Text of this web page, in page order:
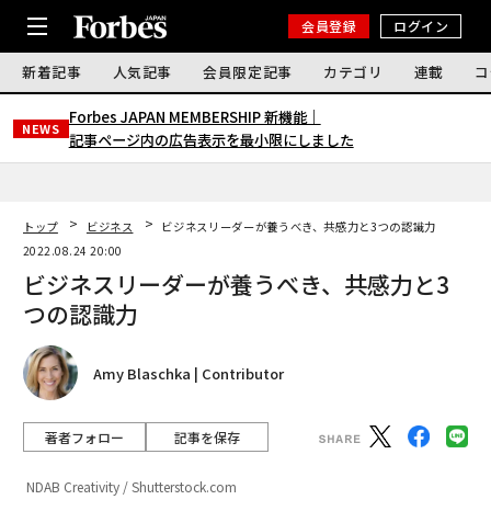
会員登録 ログイン
新着記事 人気記事 会員限定記事 カテゴリ 連載
NEWS
Forbes JAPAN MEMBERSHIP 新機能｜
記事ページ内の広告表示を最小限にしました
トップ ビジネス
ビジネスリーダーが養うべき、共感力と3つの認識力
2022.08.24 20:00
ビジネスリーダーが養うべき、共感力と3
つの認識力
Amy Blaschka | Contributor
著者フォロー 記事を保存
NDAB Creativity / Shutterstock.com